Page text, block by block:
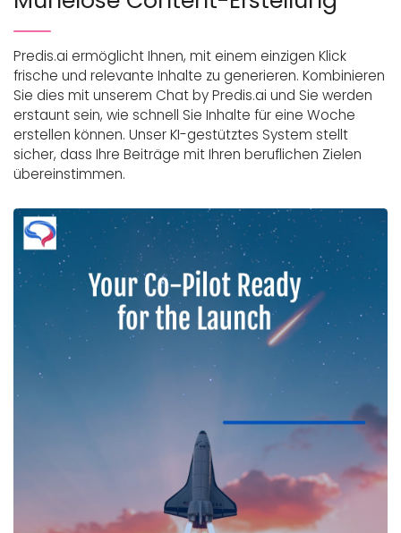
Predis.ai ermöglicht Ihnen, mit einem einzigen Klick
frische und relevante Inhalte zu generieren. Kombinieren
Sie dies mit unserem Chat by Predis.ai und Sie werden
erstaunt sein, wie schnell Sie Inhalte für eine Woche
erstellen können. Unser KI-gestütztes System stellt
sicher, dass Ihre Beiträge mit Ihren beruflichen Zielen
übereinstimmen.